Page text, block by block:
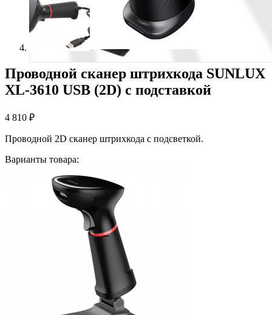
Проводной сканер штрихкода SUNLUX
XL-3610 USB (2D) с подставкой
4 810 ₽
Проводной 2D сканер штрихкода с подсветкой.
Варианты товара: